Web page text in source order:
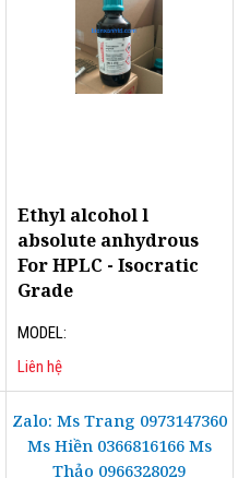
Ethyl alcohol l
absolute anhydrous
For HPLC - Isocratic
Grade
MODEL:
Liên hệ
Zalo: Ms Trang 0973147360
Ms Hiền 0366816166 Ms
Thảo 0966328029